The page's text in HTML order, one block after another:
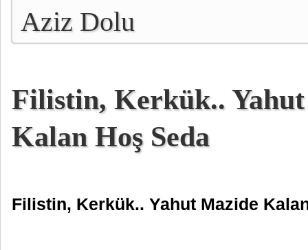
Aziz Dolu
Filistin, Kerkük..
Kalan Hoş Seda
Filistin, Kerkük.. Yahut Mazide